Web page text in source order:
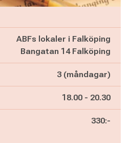
ABFs lokaler i Falköping
Bangatan 14 Falköping
3 (måndagar)
Pågår mellan
18.00 - och
20.30
330:-